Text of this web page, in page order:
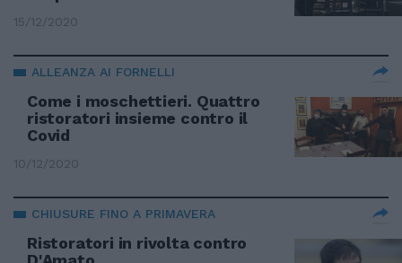
15/12/2020
ALLEANZA AI FORNELLI
Come i moschettieri. Quattro
ristoratori insieme contro il
Covid
10/12/2020
CHIUSURE FINO A PRIMAVERA
Ristoratori in rivolta contro